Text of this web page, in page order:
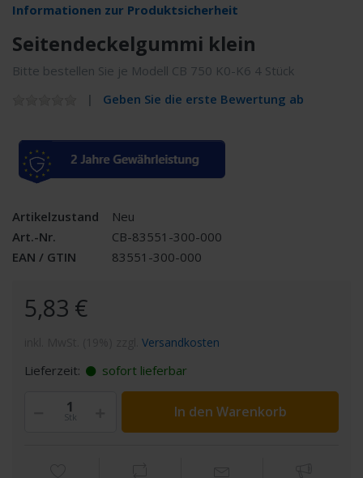
Informationen zur Produktsicherheit
Seitendeckelgummi klein
Bitte bestellen Sie je Modell CB 750 K0-K6 4 Stück
Geben Sie die erste Bewertung ab
Artikelzustand
Neu
Art.-Nr.
CB-83551-300-000
EAN / GTIN
83551-300-000
5,83 €
Versandkosten
Lieferzeit: sofort lieferbar
Stk In den Warenkorb